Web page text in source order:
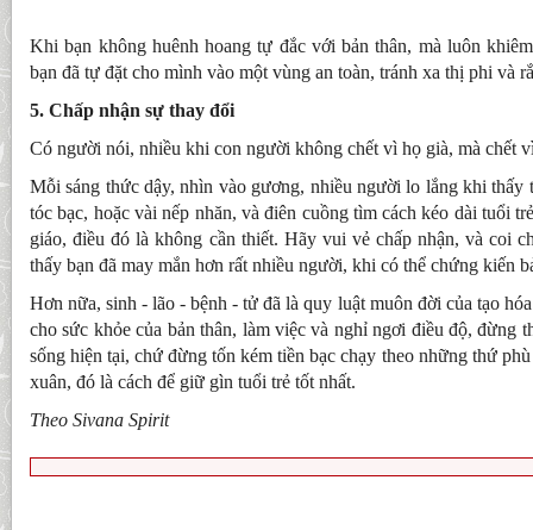
Khi bạn không huênh hoang tự đắc với bản thân, mà luôn
bạn đã tự đặt cho mình vào một vùng an toàn, tránh xa thị phi và
5. Chấp nhận sự thay đổi
Có người nói, nhiều khi con người không chết vì họ già, mà chết
Mỗi sáng thức dậy, nhìn vào gương, nhiều người lo lắng khi thấy
tóc bạc, hoặc vài nếp nhăn, và điên cuồng tìm cách kéo dài tuổi
giáo, điều đó là không cần thiết. Hãy vui vẻ chấp nhận, và coi
thấy bạn đã may mắn hơn rất nhiều người, khi có thể chứng kiến
Hơn nữa, sinh - lão - bệnh - tử đã là quy luật muôn đời của tạo
cho sức khỏe của bản thân, làm việc và nghỉ ngơi điều độ, đừng
sống hiện tại, chứ đừng tốn kém tiền bạc chạy theo những thứ
xuân, đó là cách để giữ gìn tuổi trẻ tốt nhất.
Theo Sivana Spirit